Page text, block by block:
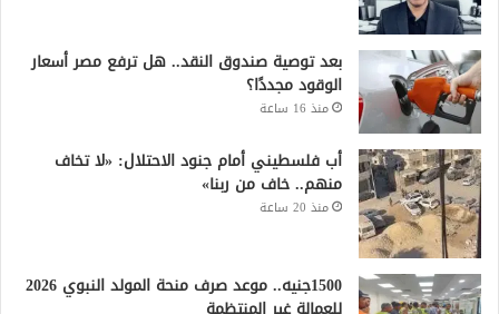
بعد توصية صندوق النقد.. هل ترفع مصر أسعار
الوقود مجددًا؟
منذ 16 ساعة
أب فلسطيني أمام جنود الاحتلال: «لا تخاف
منهم.. خاف من ربنا»
منذ 20 ساعة
1500جنيه.. موعد صرف منحة المولد النبوي 2026